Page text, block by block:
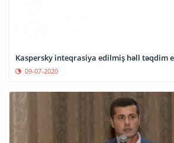
Kaspersky inteqrasiya edilmiş həll təqdim
09-07-2020